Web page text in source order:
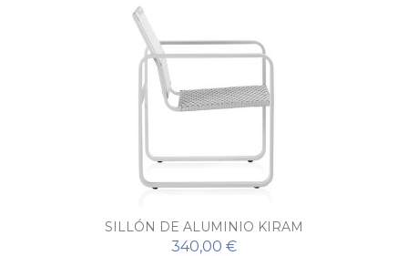
SILLÓN DE ALUMINIO KIRAM
340,00 €